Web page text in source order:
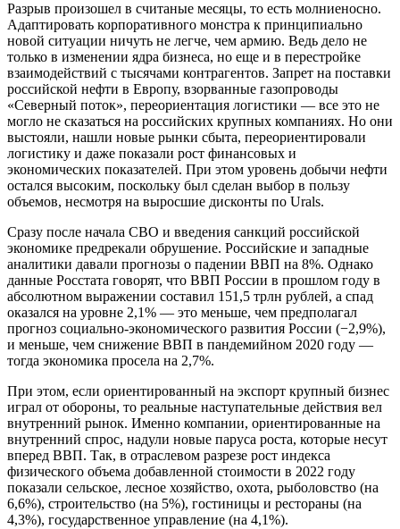
Разрыв произошел в считаные месяцы, то есть молниеносно.
Адаптировать корпоративного монстра к принципиально
новой ситуации ничуть не легче, чем армию. Ведь дело не
только в изменении ядра бизнеса, но еще и в перестройке
взаимодействий с тысячами контрагентов. Запрет на поставки
российской нефти в Европу, взорванные газопроводы
«Северный поток», переориентация логистики — все это не
могло не сказаться на российских крупных компаниях. Но они
выстояли, нашли новые рынки сбыта, переориентировали
логистику и даже показали рост финансовых и
экономических показателей. При этом уровень добычи нефти
остался высоким, поскольку был сделан выбор в пользу
объемов, несмотря на выросшие дисконты по Urals.
Сразу после начала СВО и введения санкций российской
экономике предрекали обрушение. Российские и западные
аналитики давали прогнозы о падении ВВП на 8%. Однако
данные Росстата говорят, что ВВП России в прошлом году в
абсолютном выражении составил 151,5 трлн рублей, а спад
оказался на уровне 2,1% — это меньше, чем предполагал
прогноз социально-экономического развития России (−2,9%),
и меньше, чем снижение ВВП в пандемийном 2020 году —
тогда экономика просела на 2,7%.
При этом, если ориентированный на экспорт крупный бизнес
играл от обороны, то реальные наступательные действия вел
внутренний рынок. Именно компании, ориентированные на
внутренний спрос, надули новые паруса роста, которые несут
вперед ВВП. Так, в отраслевом разрезе рост индекса
физического объема добавленной стоимости в 2022 году
показали сельское, лесное хозяйство, охота, рыболовство (на
6,6%), строительство (на 5%), гостиницы и рестораны (на
4,3%), государственное управление (на 4,1%).